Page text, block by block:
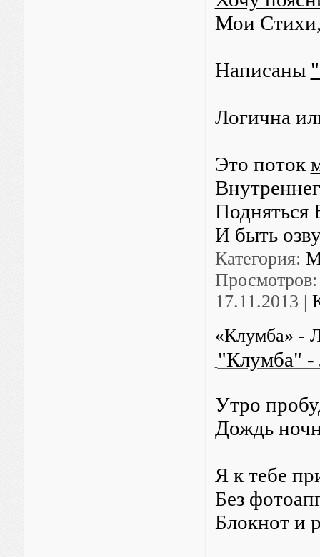
Мои
Написаны
Логична
Это поток
Подняться
И быть
Категория:
Просмотров:
17.11.2013 |
«Клумба» -
"Клумба" -
Утро
Дождь
Я к тебе
Без
Блокнот и